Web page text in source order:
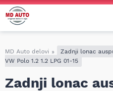
MD Auto delovi »
Zadnji lonac
VW Polo 1.2 1.2 LPG 01-15
Zadnji lonac